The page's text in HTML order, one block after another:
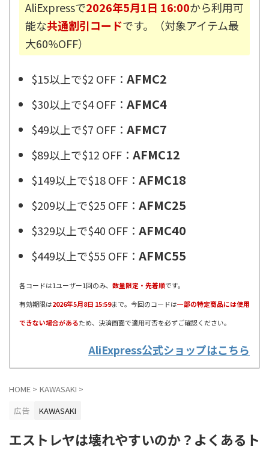
AliExpressで2026年5月1日 16:00から利用可
能な共通割引コードです。（対象アイテム最
大60%OFF）
$15以上で$2 OFF： AFMC2
$30以上で$4 OFF： AFMC4
$49以上で$7 OFF： AFMC7
$89以上で$12 OFF： AFMC12
$149以上で$18 OFF： AFMC18
$209以上で$25 OFF： AFMC25
$329以上で$40 OFF： AFMC40
$449以上で$55 OFF： AFMC55
各コードは1ユーザー1回のみ、 数量限定・先着順です。
有効期限は2026年5月8日 15:59まで。今回のコードは一部の特定商品には使用
できない場合があるため、決済画面で適用可否を必ずご確認ください。
AliExpress公式ショップはこちら
HOME > KAWASAKI >
広告
KAWASAKI
エストレヤは壊れやすいのか？よくあるト